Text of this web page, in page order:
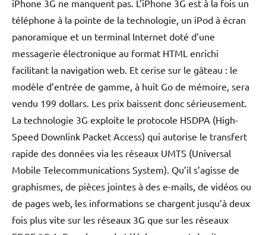
iPhone 3G ne manquent pas. L’iPhone 3G est à la fois un
téléphone à la pointe de la technologie, un iPod à écran
panoramique et un terminal Internet doté d’une
messagerie électronique au format HTML enrichi
facilitant la navigation web. Et cerise sur le gâteau : le
modèle d’entrée de gamme, à huit Go de mémoire, sera
vendu 199 dollars. Les prix baissent donc sérieusement.
La technologie 3G exploite le protocole HSDPA (High-
Speed Downlink Packet Access) qui autorise le transfert
rapide des données via les réseaux UMTS (Universal
Mobile Telecommunications System). Qu’il s’agisse de
graphismes, de pièces jointes à des e-mails, de vidéos ou
de pages web, les informations se chargent jusqu’à deux
fois plus vite sur les réseaux 3G que sur les réseaux